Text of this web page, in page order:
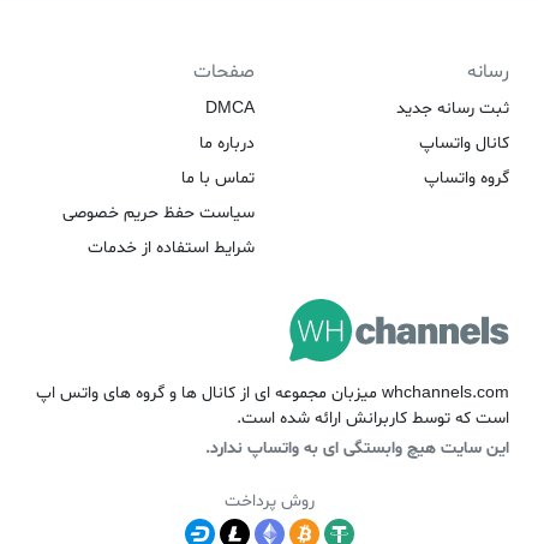
رسانه
ثبت رسانه جدید
کانال واتساپ
گروه واتساپ
صفحات
DMCA
درباره ما
تماس با ما
سیاست حفظ حریم خصوصی
شرایط استفاده از خدمات
whchannels.com میزبان مجموعه ای از کانال ها و گروه های واتس اپ
است که توسط کاربرانش ارائه شده است.
این سایت هیچ وابستگی ای به واتساپ ندارد.
روش پرداخت